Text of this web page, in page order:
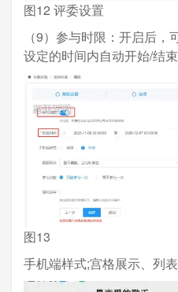
图12 评委设置
（9）参与时限：开启后
设定的时间内自动开始/结
图13
手机端样式;宫格展示、列表